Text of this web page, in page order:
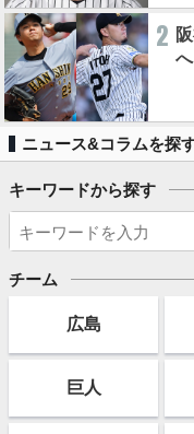
2
ニュース&コラムを探
キーワードから探す
チーム
広島
巨人